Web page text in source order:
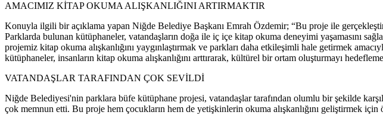
AMACIMIZ KİTAP OKUMA ALIŞKANLIĞINI ARTIRMAKTIR
Konuyla ilgili bir açıklama yapan Niğde Belediye Başkanı Emrah Özdemir; “Bu proje ile
Parklarda bulunan kütüphaneler, vatandaşların doğa ile iç içe kitap okuma deneyimi yaşamasını
projemiz kitap okuma alışkanlığını yaygınlaştırmak ve parkları daha etkileşimli hale getirmek
kütüphaneler, insanların kitap okuma alışkanlığını arttırarak, kültürel bir ortam oluşturmayı
VATANDAŞLAR TARAFINDAN ÇOK SEVİLDİ
Niğde Belediyesi'nin parklara büfe kütüphane projesi, vatandaşlar tarafından olumlu bir şekilde
çok memnun etti. Bu proje hem çocukların hem de yetişkinlerin okuma alışkanlığını geliştirmek için